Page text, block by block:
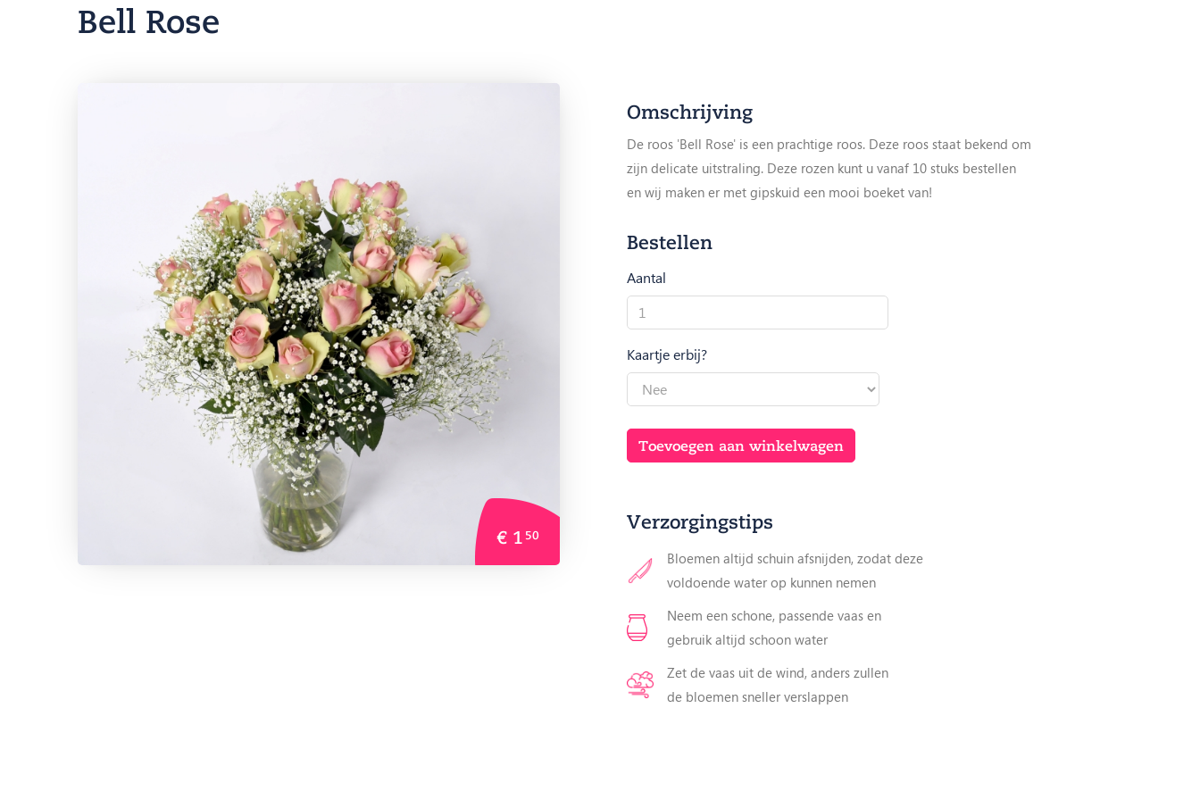
Bell Rose
€ 1 50
Omschrijving
De roos 'Bell Rose' is een prachtige roos. Deze roos staat bekend om
zijn delicate uitstraling. Deze rozen kunt u vanaf 10 stuks bestellen
en wij maken er met gipskuid een mooi boeket van!
Bestellen
Aantal
Bell
Rose
aantal
Kaartje erbij?
Toevoegen aan winkelwagen
Verzorgingstips
Bloemen altijd schuin afsnijden, zodat deze
voldoende water op kunnen nemen
Neem een schone, passende vaas en
gebruik altijd schoon water
Zet de vaas uit de wind, anders zullen
de bloemen sneller verslappen